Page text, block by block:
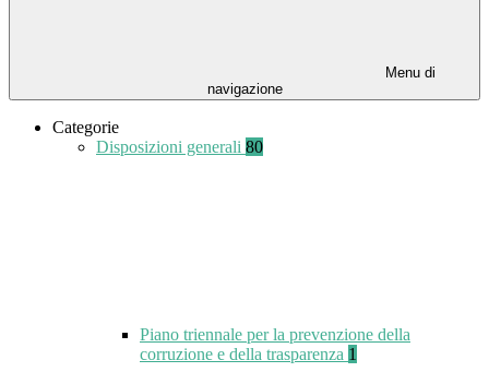
Menu di
navigazione
Categorie
Disposizioni generali 80
Piano triennale per la prevenzione della
corruzione e della trasparenza 1